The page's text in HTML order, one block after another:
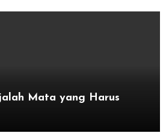
Mata yang Harus